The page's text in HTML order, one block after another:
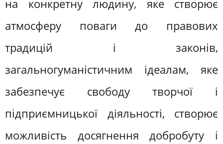
на конкретну людину, яке створює
атмосферу поваги до правових
традицій і законів,
загальногуманістичним ідеалам, яке
забезпечує свободу творчої і
підприємницької діяльності, створює
можливість досягнення добробуту і